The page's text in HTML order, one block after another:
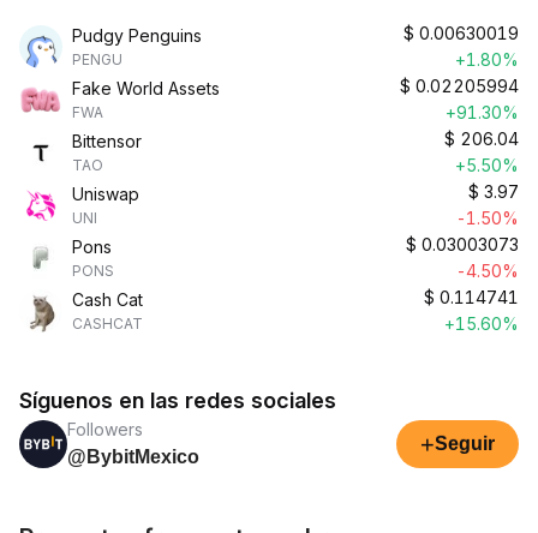
Pudgy Penguins
PENGU
$ 0.00630019
+1.80%
Fake World Assets
FWA
$ 0.02205994
+91.30%
Bittensor
TAO
$ 206.04
+5.50%
Uniswap
UNI
$ 3.97
-1.50%
Pons
PONS
$ 0.03003073
-4.50%
Cash Cat
CASHCAT
$ 0.114741
+15.60%
Síguenos en las redes sociales
Followers
@BybitMexico
+Seguir